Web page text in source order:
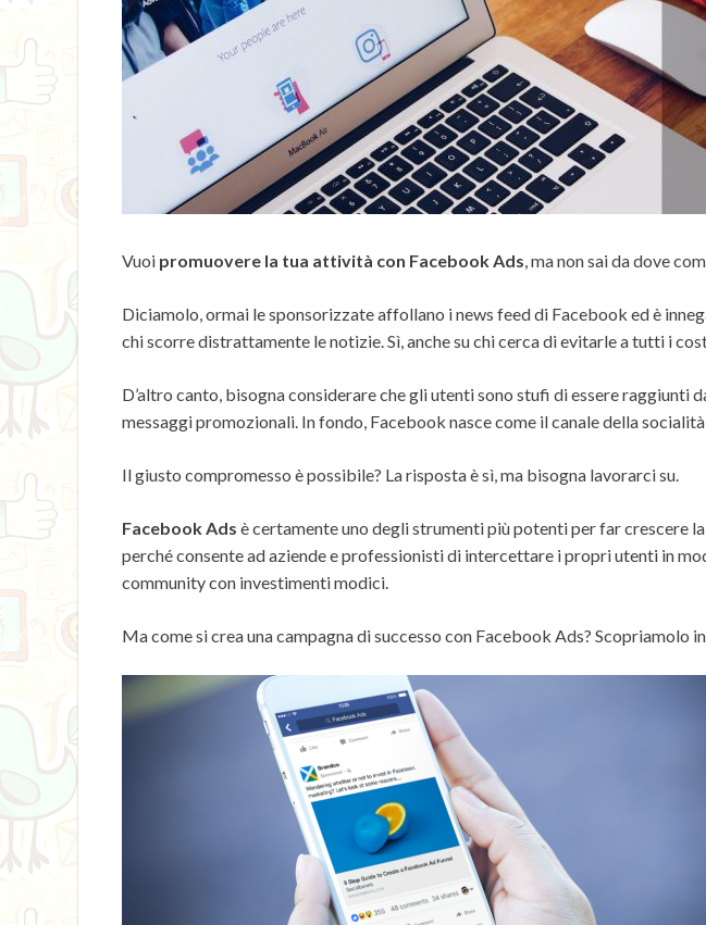
Vuoi promuovere la tua attività con Facebook Ads, ma non sai da dove
Diciamolo, ormai le sponsorizzate affollano i news feed di Facebook ed è
chi scorre distrattamente le notizie. Sì, anche su chi cerca di evitarle a tutti i
D’altro canto, bisogna considerare che gli utenti sono stufi di essere raggiunti
messaggi promozionali. In fondo, Facebook nasce come il canale della
Il giusto compromesso è possibile? La risposta è sì, ma bisogna lavorarci su.
Facebook Ads è certamente uno degli strumenti più potenti per far crescere
perché consente ad aziende e professionisti di intercettare i propri utenti in
community con investimenti modici.
Ma come si crea una campagna di successo con Facebook Ads? Scopriamolo